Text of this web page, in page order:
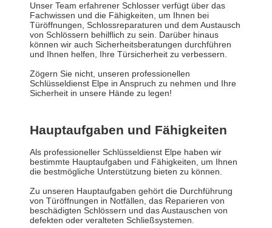
Unser Team erfahrener Schlosser verfügt über das
Fachwissen und die Fähigkeiten, um Ihnen bei
Türöffnungen, Schlossreparaturen und dem Austausch
von Schlössern behilflich zu sein. Darüber hinaus
können wir auch Sicherheitsberatungen durchführen
und Ihnen helfen, Ihre Türsicherheit zu verbessern.
Zögern Sie nicht, unseren professionellen
Schlüsseldienst Elpe in Anspruch zu nehmen und Ihre
Sicherheit in unsere Hände zu legen!
Hauptaufgaben und Fähigkeiten
Als professioneller Schlüsseldienst Elpe haben wir
bestimmte Hauptaufgaben und Fähigkeiten, um Ihnen
die bestmögliche Unterstützung bieten zu können.
Zu unseren Hauptaufgaben gehört die Durchführung
von Türöffnungen in Notfällen, das Reparieren von
beschädigten Schlössern und das Austauschen von
defekten oder veralteten Schließsystemen.